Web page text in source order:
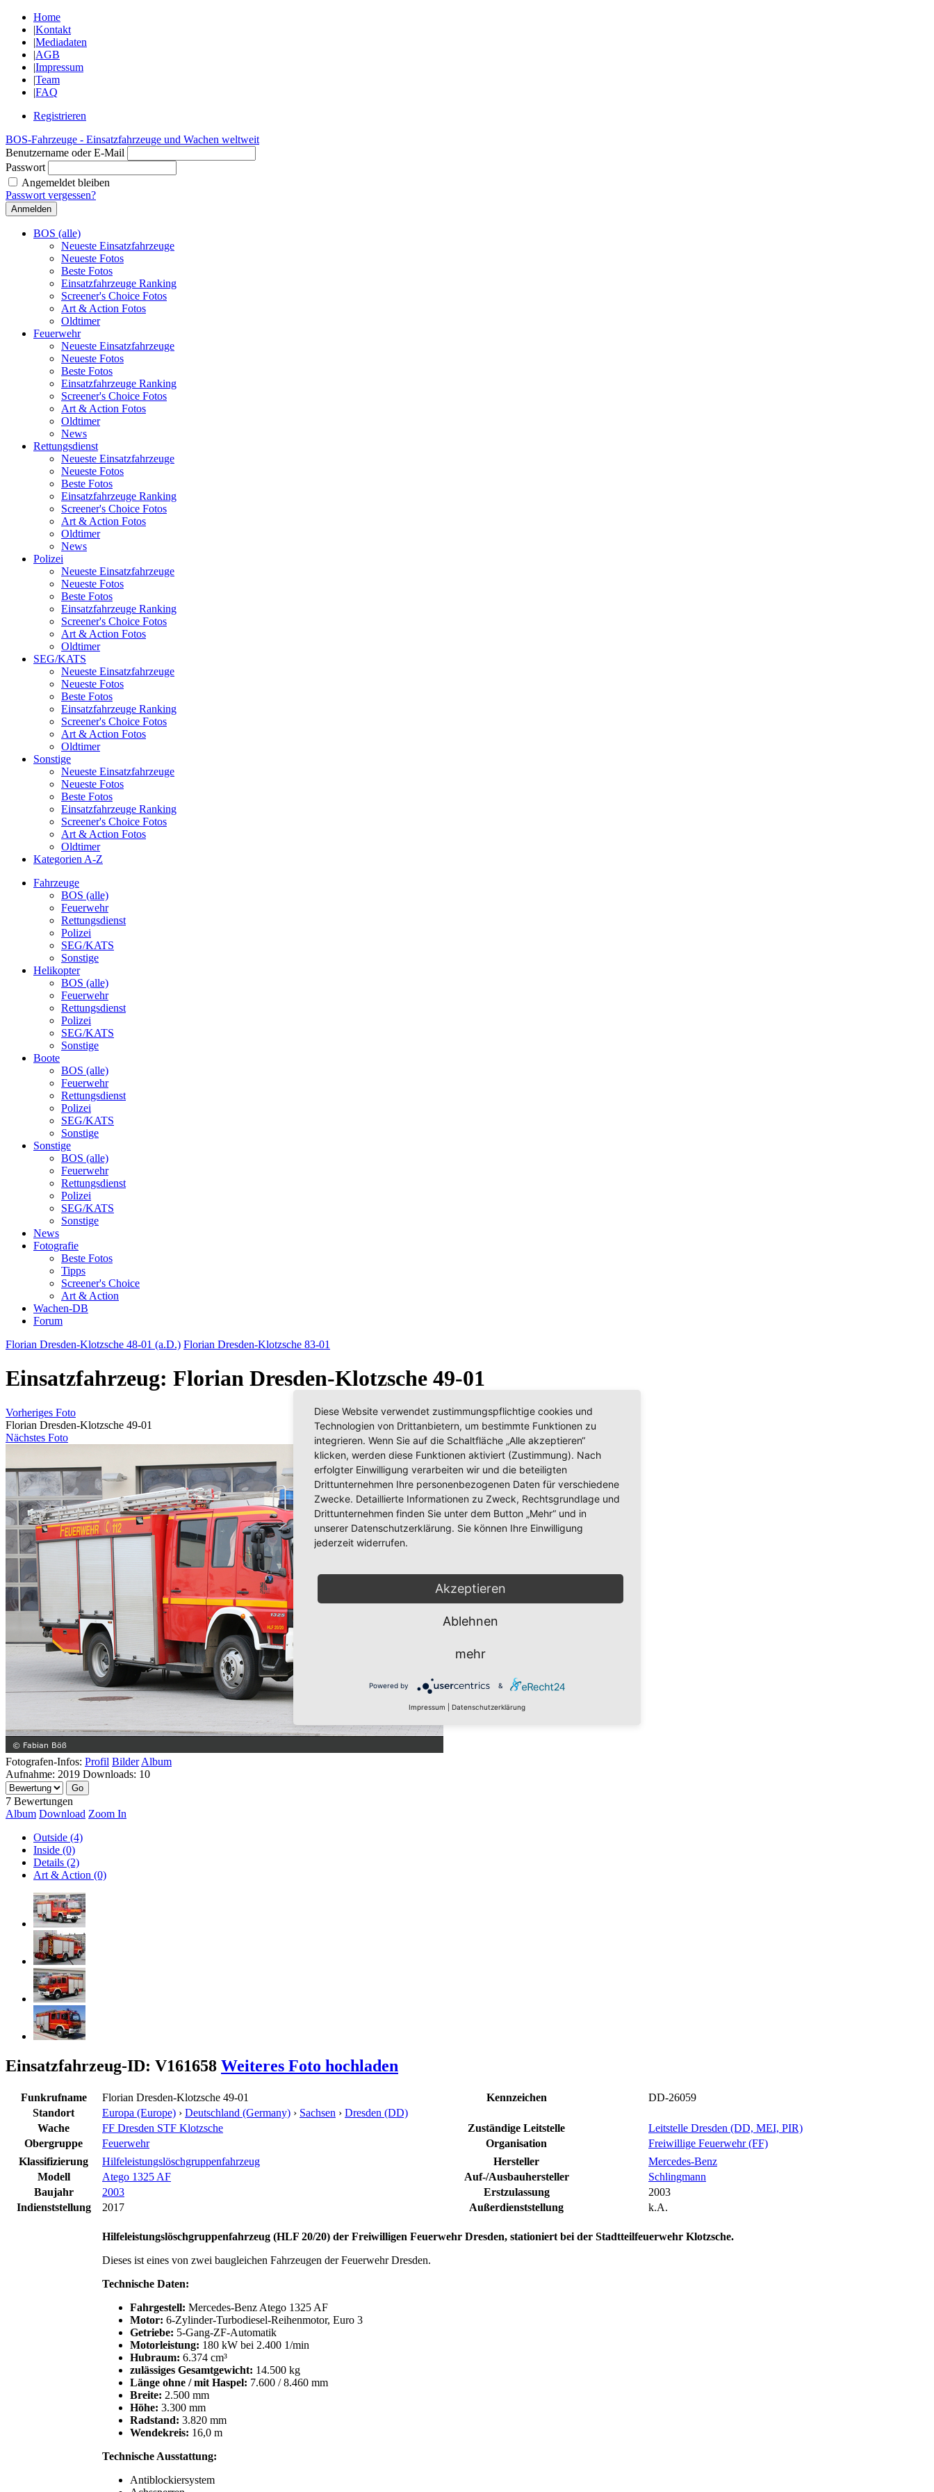
Home
|Kontakt
|Mediadaten
|AGB
|Impressum
|Team
|FAQ
Registrieren
BOS-Fahrzeuge - Einsatzfahrzeuge und Wachen weltweit
Benutzername oder E-Mail
Passwort
Angemeldet bleiben
Passwort vergessen?
BOS (alle)
Neueste Einsatzfahrzeuge
Neueste Fotos
Beste Fotos
Einsatzfahrzeuge Ranking
Screener's Choice Fotos
Art & Action Fotos
Oldtimer
Feuerwehr
Neueste Einsatzfahrzeuge
Neueste Fotos
Beste Fotos
Einsatzfahrzeuge Ranking
Screener's Choice Fotos
Art & Action Fotos
Oldtimer
News
Rettungsdienst
Neueste Einsatzfahrzeuge
Neueste Fotos
Beste Fotos
Einsatzfahrzeuge Ranking
Screener's Choice Fotos
Art & Action Fotos
Oldtimer
News
Polizei
Neueste Einsatzfahrzeuge
Neueste Fotos
Beste Fotos
Einsatzfahrzeuge Ranking
Screener's Choice Fotos
Art & Action Fotos
Oldtimer
SEG/KATS
Neueste Einsatzfahrzeuge
Neueste Fotos
Beste Fotos
Einsatzfahrzeuge Ranking
Screener's Choice Fotos
Art & Action Fotos
Oldtimer
Sonstige
Neueste Einsatzfahrzeuge
Neueste Fotos
Beste Fotos
Einsatzfahrzeuge Ranking
Screener's Choice Fotos
Art & Action Fotos
Oldtimer
Kategorien A-Z
Fahrzeuge
BOS (alle)
Feuerwehr
Rettungsdienst
Polizei
SEG/KATS
Sonstige
Helikopter
BOS (alle)
Feuerwehr
Rettungsdienst
Polizei
SEG/KATS
Sonstige
Boote
BOS (alle)
Feuerwehr
Rettungsdienst
Polizei
SEG/KATS
Sonstige
Sonstige
BOS (alle)
Feuerwehr
Rettungsdienst
Polizei
SEG/KATS
Sonstige
News
Fotografie
Beste Fotos
Tipps
Screener's Choice
Art & Action
Wachen-DB
Forum
Florian Dresden-Klotzsche 48-01 (a.D.) Florian Dresden-Klotzsche 83-01
Einsatzfahrzeug: Florian Dresden-Klotzsche 49-01
Vorheriges Foto
Florian Dresden-Klotzsche 49-01
Nächstes Foto
Fotografen-Infos: Profil Bilder Album
Aufnahme: 2019 Downloads: 10
7 Bewertungen
Album Download Zoom In
Outside (4)
Inside (0)
Details (2)
Art & Action (0)
Einsatzfahrzeug-ID: V161658 Weiteres Foto hochladen
Funkrufname Florian Dresden-Klotzsche 49-01 Kennzeichen
DD-26059
Standort
Europa (Europe) › Deutschland (Germany) › Sachsen › Dresden (DD)
Wache
FF Dresden STF Klotzsche Zuständige Leitstelle
Leitstelle Dresden (DD, MEI, PIR)
Obergruppe
Feuerwehr Organisation
Freiwillige Feuerwehr (FF)
Klassifizierung
Hilfeleistungslöschgruppenfahrzeug Hersteller
Mercedes-Benz
Modell
Atego 1325 AF Auf-/Ausbauhersteller
Schlingmann
Baujahr
2003 Erstzulassung
2003
Indienststellung
2017 Außerdienststellung k.A.
Hilfeleistungslöschgruppenfahrzeug (HLF 20/20) der Freiwilligen Feuerwehr Dresden, stationiert bei der Stadtteilfeuerwehr Klotzsche.
Dieses ist eines von zwei baugleichen Fahrzeugen der Feuerwehr Dresden.
Technische Daten:
Fahrgestell: Mercedes-Benz Atego 1325 AF
Motor: 6-Zylinder-Turbodiesel-Reihenmotor, Euro 3
Getriebe: 5-Gang-ZF-Automatik
Motorleistung: 180 kW bei 2.400 1/min
Hubraum: 6.374 cm³
zulässiges Gesamtgewicht: 14.500 kg
Länge ohne / mit Haspel: 7.600 / 8.460 mm
Breite: 2.500 mm
Höhe: 3.300 mm
Radstand: 3.820 mm
Wendekreis: 16,0 m
Technische Ausstattung:
Antiblockiersystem
Diese Website verwendet zustimmungspflichtige cookies und
Technologien von Drittanbietern, um bestimmte Funktionen zu
integrieren. Wenn Sie auf die Schaltfläche „Alle akzeptieren“
klicken, werden diese Funktionen aktiviert (Zustimmung). Nach
erfolgter Einwilligung verarbeiten wir und die beteiligten
Drittunternehmen Ihre personenbezogenen Daten für verschiedene
Zwecke. Detaillierte Informationen zu Zweck, Rechtsgrundlage und
Drittunternehmen finden Sie unter dem Button „Mehr“ und in
unserer Datenschutzerklärung. Sie können Ihre Einwilligung
jederzeit widerrufen.
Akzeptieren
Ablehnen
mehr
Powered by &
Impressum Datenschutzerklärung